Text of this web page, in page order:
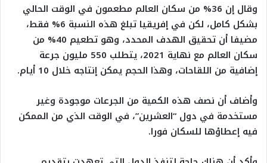
وقال إن 36% من سكان العالم مطعمون في الوقت الحالي
بشكل كامل، لكن في إفريقيا تبلغ هذه النسبة 6% فقط،
مضيفا أن تحقيق الهدف المحدد، وهو تطعيم 40% من
سكان العالم مع نهاية 2021، يتطلب 550 مليون جرعة
إضافية من اللقاحات، وهذا الحجم يمكن إنتاجه خلال 10 أيام.
وأضاف أن نصف هذه الكمية من الجرعات موجودة وغير
مستخدمة في دول “العشرين”، في الوقت الذي من الممكن
فيه إعطاؤها للسكان فورا.